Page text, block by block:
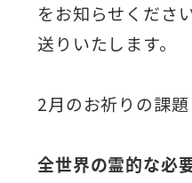
をお知らせくださ
送りいたします。
2月のお祈りの課
全世界の霊的な必